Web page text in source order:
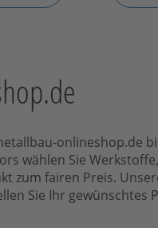
onlineshop.de
wählen Sie
zum fairen Preis.
Sie Ihr gewünschtes